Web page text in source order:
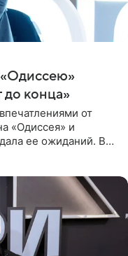
«Одиссею»
до конца»
от
«Одиссея» и
ее ожиданий. В